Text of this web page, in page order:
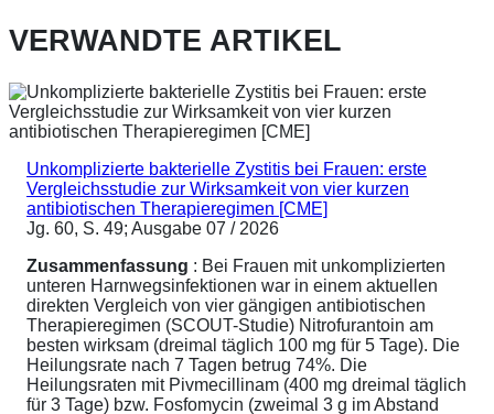
VERWANDTE ARTIKEL
Unkomplizierte bakterielle Zystitis bei Frauen: erste
Vergleichsstudie zur Wirksamkeit von vier kurzen
antibiotischen Therapieregimen [CME]
Jg. 60, S. 49; Ausgabe 07 / 2026
Zusammenfassung : Bei Frauen mit unkomplizierten
unteren Harnwegsinfektionen war in einem aktuellen
direkten Vergleich von vier gängigen antibiotischen
Therapieregimen (SCOUT-Studie) Nitrofurantoin am
besten wirksam (dreimal täglich 100 mg für 5 Tage). Die
Heilungsrate nach 7 Tagen betrug 74%. Die
Heilungsraten mit Pivmecillinam (400 mg dreimal täglich
für 3 Tage) bzw. Fosfomycin (zweimal 3 g im Abstand